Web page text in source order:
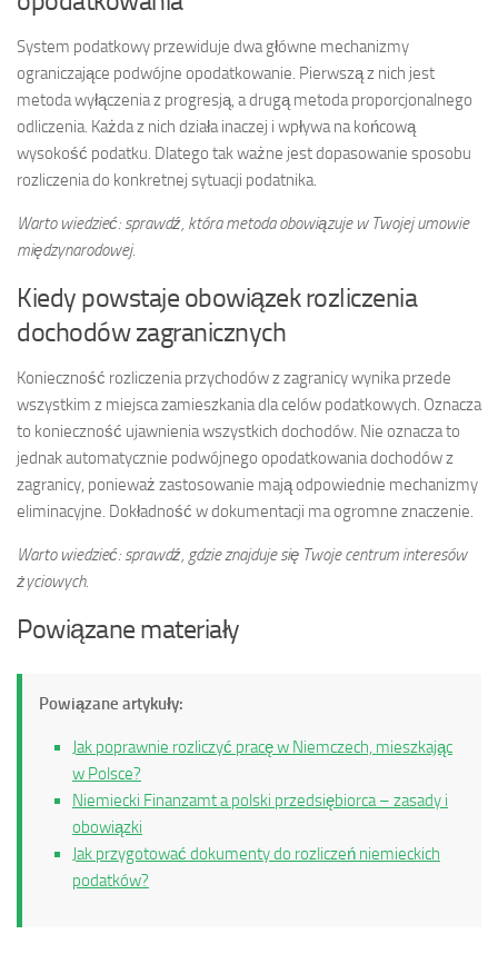
System podatkowy przewiduje dwa główne mechanizmy
ograniczające podwójne opodatkowanie. Pierwszą z nich jest
metoda wyłączenia z progresją, a drugą metoda proporcjonalnego
odliczenia. Każda z nich działa inaczej i wpływa na końcową
wysokość podatku. Dlatego tak ważne jest dopasowanie sposobu
rozliczenia do konkretnej sytuacji podatnika.
Warto wiedzieć: sprawdź, która metoda obowiązuje w Twojej umowie
międzynarodowej.
Kiedy powstaje obowiązek rozliczenia
dochodów zagranicznych
Konieczność rozliczenia przychodów z zagranicy wynika przede
wszystkim z miejsca zamieszkania dla celów podatkowych. Oznacza
to konieczność ujawnienia wszystkich dochodów. Nie oznacza to
jednak automatycznie podwójnego opodatkowania dochodów z
zagranicy, ponieważ zastosowanie mają odpowiednie mechanizmy
eliminacyjne. Dokładność w dokumentacji ma ogromne znaczenie.
Warto wiedzieć: sprawdź, gdzie znajduje się Twoje centrum interesów
życiowych.
Powiązane materiały
Powiązane artykuły:
Jak poprawnie rozliczyć pracę w Niemczech, mieszkając
w Polsce?
Niemiecki Finanzamt a polski przedsiębiorca – zasady i
obowiązki
Jak przygotować dokumenty do rozliczeń niemieckich
podatków?